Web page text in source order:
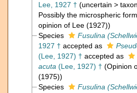
Lee, 1927 † (uncertain >
Possibly the microspheric
opinion of Lee (1927))
Species
Fusulina
1927 † accepted as
(Lee, 1927) † accepted as
acuta (Lee, 1927) † (Opinion
(1975))
Species
Fusulina